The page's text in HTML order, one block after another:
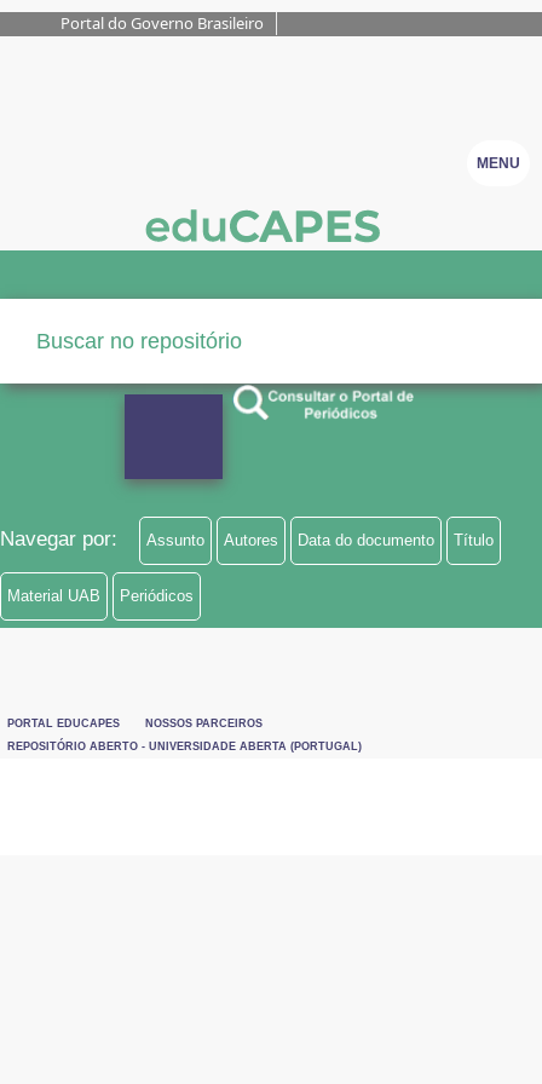
Portal do Governo Brasileiro
MENU
Navegar por: Assunto Autores Data do documento Título
Material UAB Periódicos
PORTAL EDUCAPES
NOSSOS PARCEIROS
REPOSITÓRIO ABERTO - UNIVERSIDADE ABERTA (PORTUGAL)